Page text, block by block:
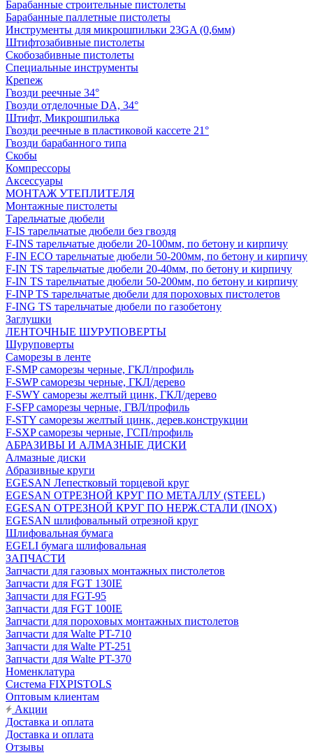
Барабанные строительные пистолеты
Барабанные паллетные пистолеты
Инструменты для микрошпильки 23GA (0,6мм)
Штифтозабивные пистолеты
Скобозабивные пистолеты
Специальные инструменты
Крепеж
Гвозди реечные 34°
Гвозди отделочные DA, 34°
Штифт, Микрошпилька
Гвозди реечные в пластиковой кассете 21°
Гвозди барабанного типа
Скобы
Компрессоры
Аксессуары
МОНТАЖ УТЕПЛИТЕЛЯ
Монтажные пистолеты
Тарельчатые дюбели
F-IS тарельчатые дюбели без гвоздя
F-INS тарельчатые дюбели 20-100мм, по бетону и кирпичу
F-IN ECO тарельчатые дюбели 50-200мм, по бетону и кирпичу
F-IN TS тарельчатые дюбели 20-40мм, по бетону и кирпичу
F-IN TS тарельчатые дюбели 50-200мм, по бетону и кирпичу
F-INP TS тарельчатые дюбели для пороховых пистолетов
F-ING TS тарельчатые дюбели по газобетону
Заглушки
ЛЕНТОЧНЫЕ ШУРУПОВЕРТЫ
Шуруповерты
Саморезы в ленте
F-SMP саморезы черные, ГКЛ/профиль
F-SWP саморезы черные, ГКЛ/дерево
F-SWY саморезы желтый цинк, ГКЛ/дерево
F-SFP саморезы черные, ГВЛ/профиль
F-STY саморезы желтый цинк, дерев.конструкции
F-SXP саморезы черные, ГСП/профиль
АБРАЗИВЫ И АЛМАЗНЫЕ ДИСКИ
Алмазные диски
Абразивные круги
EGESAN Лепестковый торцевой круг
EGESAN ОТРЕЗНОЙ КРУГ ПО МЕТАЛЛУ (STEEL)
EGESAN ОТРЕЗНОЙ КРУГ ПО НЕРЖ.СТАЛИ (INOX)
EGESAN шлифовальный отрезной круг
Шлифовальная бумага
EGELI бумага шлифовальная
ЗАПЧАСТИ
Запчасти для газовых монтажных пистолетов
Запчасти для FGT 130IE
Запчасти для FGT-95
Запчасти для FGT 100IE
Запчасти для пороховых монтажных пистолетов
Запчасти для Walte PT-710
Запчасти для Walte PT-251
Запчасти для Walte PT-370
Номенклатура
Система FIXPISTOLS
Оптовым клиентам
Акции
Доставка и оплата
Доставка и оплата
Отзывы